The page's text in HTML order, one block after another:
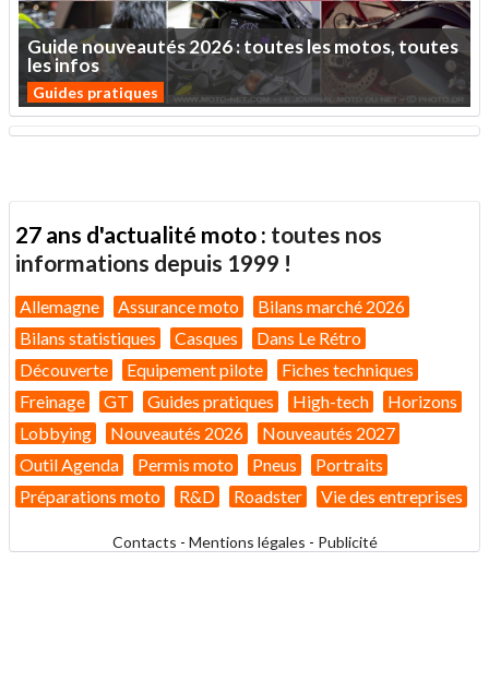
Guidenouveautés2026:touteslesmotos,toutes
lesinfos
Guides pratiques
27 ans d'actualité moto : toutes nos
informations depuis 1999 !
Allemagne Assurance moto
Bilans marché 2026
Bilans statistiques
Casques
Dans Le Rétro
Découverte
Equipement pilote
Fiches techniques
Freinage
GT Guides pratiques High-tech
Horizons
Lobbying
Nouveautés 2026
Nouveautés 2027
Outil Agenda
Permis moto Pneus
Portraits
Préparations moto
R&D Roadster Vie des entreprises
Contacts - Mentions légales - Publicité